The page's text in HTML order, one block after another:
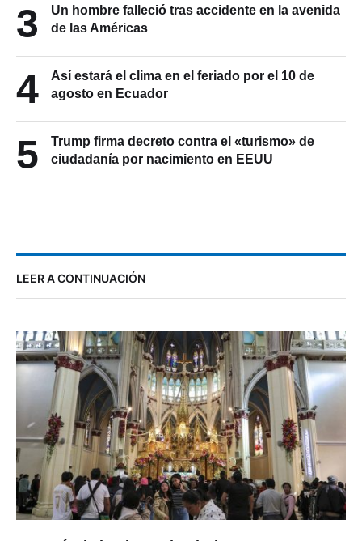
3
Un hombre falleció tras accidente en la avenida
de las Américas
4
Así estará el clima en el feriado por el 10 de
agosto en Ecuador
5
Trump firma decreto contra el «turismo» de
ciudadanía por nacimiento en EEUU
LEER A CONTINUACIÓN